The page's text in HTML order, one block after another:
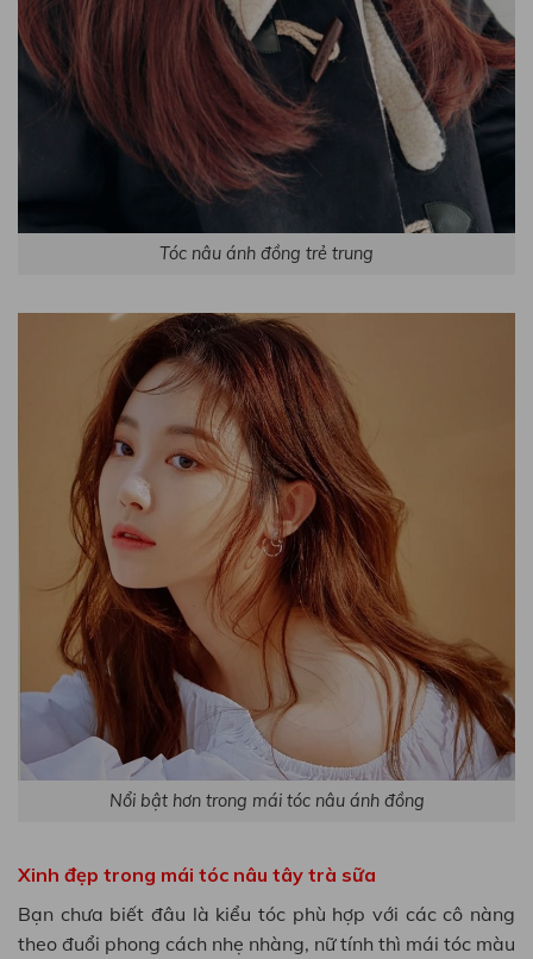
Tóc nâu ánh đồng trẻ trung
Nổi bật hơn trong mái tóc nâu ánh đồng
Xinh đẹp trong mái tóc nâu tây trà sữa
Bạn chưa biết đâu là kiểu tóc phù hợp với các cô nàng
theo đuổi phong cách nhẹ nhàng, nữ tính thì mái tóc màu